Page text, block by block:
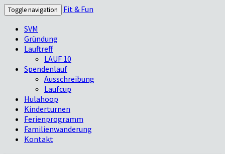
Toggle navigation
Fit & Fun
SVM
Gründung
Lauftreff
LAUF 10
Spendenlauf
Ausschreibung
Laufcup
Hulahoop
Kinderturnen
Ferienprogramm
Familienwanderung
Kontakt